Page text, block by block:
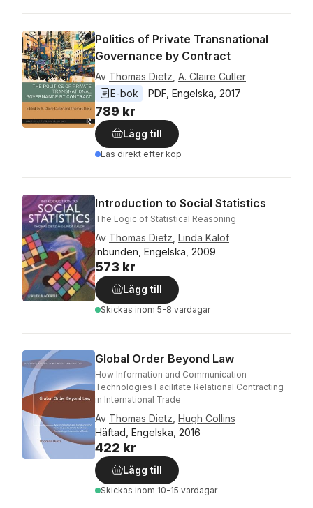
Politics of Private Transnational
Governance by Contract
Av Thomas Dietz A. Claire Cutler
E-bok
PDF Engelska 2017
789 kr
Lägg till
Läs direkt efter köp
Introduction to Social Statistics
The Logic of Statistical Reasoning
Av Thomas Dietz Linda Kalof
Inbunden, Engelska, 2009
573 kr
Lägg till
Skickas inom 5-8 vardagar
Global Order Beyond Law
How Information and Communication
Technologies Facilitate Relational Contracting
in International Trade
Av Thomas Dietz Hugh Collins
Häftad, Engelska, 2016
422 kr
Lägg till
Skickas inom 10-15 vardagar